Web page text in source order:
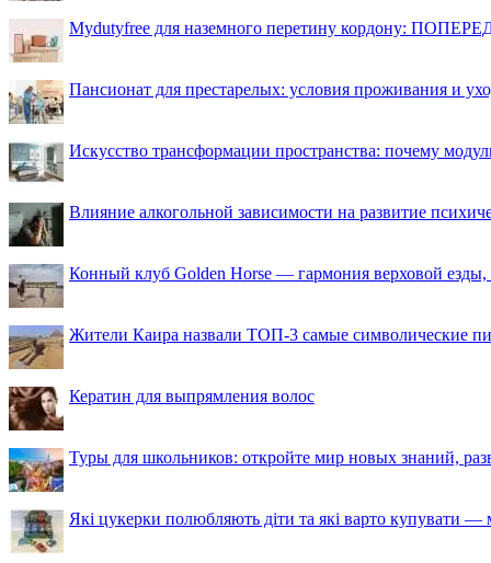
Mydutyfree для наземного перетину кордону:
Пансионат для престарелых: условия проживания и
Искусство трансформации пространства: почему
Влияние алкогольной зависимости на развитие
Конный клуб Golden Horse — гармония верховой езды,
Жители Каира назвали ТОП-3 самые символические
Кератин для выпрямления волос
Туры для школьников: откройте мир новых знаний,
Які цукерки полюбляють діти та які варто купувати —